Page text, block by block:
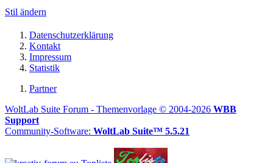
Stil ändern
Datenschutzerklärung
Kontakt
Impressum
Statistik
Partner
WoltLab Suite Forum - Themenvorlage © 2004-2026 WBB
Support
Community-Software: WoltLab Suite™ 5.5.21